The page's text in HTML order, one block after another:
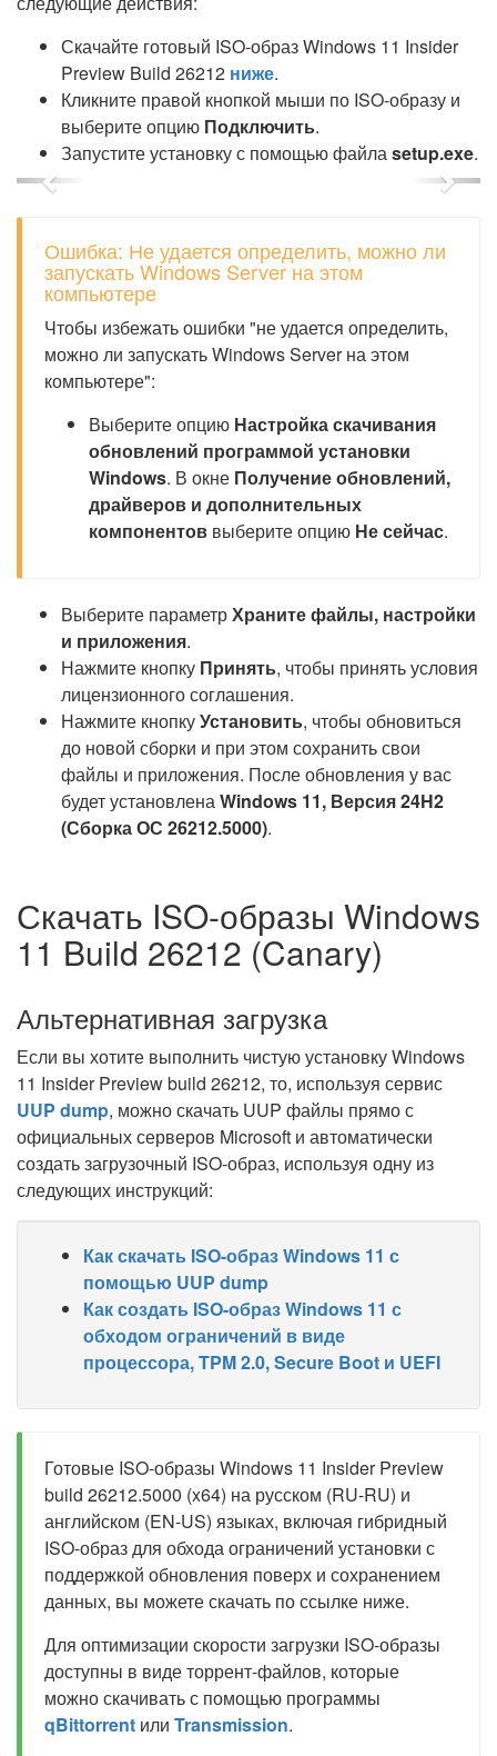
Скачайте готовый ISO-образ Windows 11 Insider
Preview Build 26212 ниже.
Кликните правой кнопкой мыши по ISO-образу и
выберите опцию Подключить.
Запустите установку с помощью файлаsetup.exe.
Previous Next
Ошибка: Не удается определить, можно ли
запускать Windows Server на этом
компьютере
Чтобы избежать ошибки "не удается определить,
можно ли запускать Windows Server на этом
компьютере":
Выберите опцию Настройка скачивания
обновлений программой установки
Windows. В окне Получение обновлений,
драйверов и дополнительных
компонентов выберите опцию Не сейчас.
Выберите параметрХраните файлы, настройки
и приложения.
Нажмите кнопку Принять, чтобы принять условия
лицензионного соглашения.
Нажмите кнопкуУстановить, чтобы обновиться
до новой сборки и при этом сохранить свои
файлы и приложения. После обновления у вас
будет установленаWindows 11, Версия 24H2
(Сборка ОС 26212.5000).
Скачать ISO-образы Windows
11 Build 26212 (Canary)
Альтернативная загрузка
Если вы хотите выполнить чистую установку Windows
11 Insider Preview build 26212, то, используя сервис
UUP dump, можно скачать UUP файлы прямо с
официальных серверов Microsoft и автоматически
создать загрузочный ISO-образ, используя одну из
следующих инструкций:
Как скачать ISO-образ Windows 11 с
помощью UUP dump
Как создать ISO-образ Windows 11 с
обходом ограничений в виде
процессора, TPM 2.0, Secure Boot и UEFI
Готовые ISO-образы Windows 11 Insider Preview
build 26212.5000 (x64) на русском (RU-RU) и
английском (EN-US) языках, включая гибридный
ISO-образ для обхода ограничений установки с
поддержкой обновления поверх и сохранением
данных, вы можете скачать по ссылке ниже.
Для оптимизации скорости загрузки ISO-образы
доступны в виде торрент-файлов, которые
можно скачивать с помощью программы
qBittorrent или Transmission.